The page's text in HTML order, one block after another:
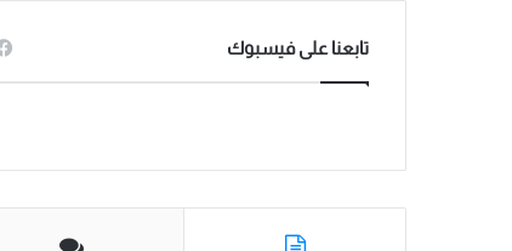
ب
ك
ت ك
إ
ي
ب
س
ب
تابعنا على فيسبوك